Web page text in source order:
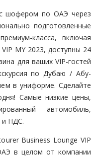
шофером по ОАЭ через
подготовленные
класса, включая
MY 2023, доступны 24
для ваших VIP-гостей
по Дубаю / Абу-
в униформе. Сделайте
Самые низкие цены,
автомобиль,
и НДС.
Business Lounge VIP
в целом от компании